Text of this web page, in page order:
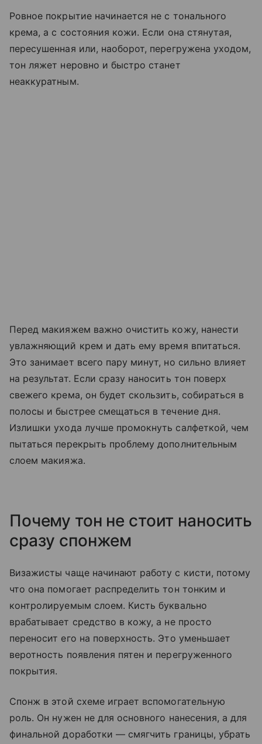
Ровное покрытие начинается не с тонального
крема, а с состояния кожи. Если она стянутая,
пересушенная или, наоборот, перегружена уходом,
тон ляжет неровно и быстро станет
неаккуратным.
Перед макияжем важно очистить кожу, нанести
увлажняющий крем и дать ему время впитаться.
Это занимает всего пару минут, но сильно влияет
на результат. Если сразу наносить тон поверх
свежего крема, он будет скользить, собираться в
полосы и быстрее смещаться в течение дня.
Излишки ухода лучше промокнуть салфеткой, чем
пытаться перекрыть проблему дополнительным
слоем макияжа.
Почему тон не стоит наносить
сразу спонжем
Визажисты чаще начинают работу с кисти, потому
что она помогает распределить тон тонким и
контролируемым слоем. Кисть буквально
врабатывает средство в кожу, а не просто
переносит его на поверхность. Это уменьшает
веротность появления пятен и перегруженного
покрытия.
Спонж в этой схеме играет вспомогательную
роль. Он нужен не для основного нанесения, а для
финальной доработки — смягчить границы, убрать